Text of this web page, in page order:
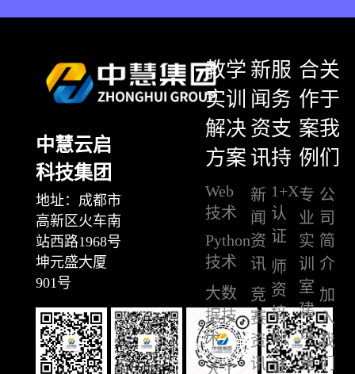
中慧云启
科技集团
地址：成都市
高新区火车南
站西路1968号
坤元盛大厦
901号
教学
实训
解决
方案
Web
技术
Python
技术
大数
据技
术
人工
新
闻
资
讯
新
闻
资
讯
竞
赛
资
讯
服
务
支
持
1+X
认
证
师
资
培
训
证
合
作
案
例
专
业
实
训
室
建
设
竞
关
于
我
们
公
司
简
介
加
入
我
们